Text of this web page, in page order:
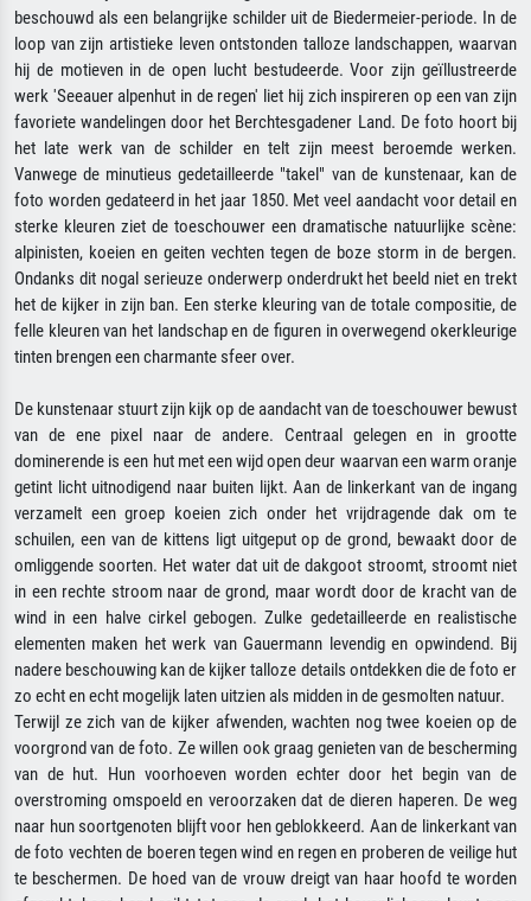
beschouwd als een belangrijke schilder uit de Biedermeier-periode. In de
loop van zijn artistieke leven ontstonden talloze landschappen, waarvan
hij de motieven in de open lucht bestudeerde. Voor zijn geïllustreerde
werk 'Seeauer alpenhut in de regen' liet hij zich inspireren op een van zijn
favoriete wandelingen door het Berchtesgadener Land. De foto hoort bij
het late werk van de schilder en telt zijn meest beroemde werken.
Vanwege de minutieus gedetailleerde "takel" van de kunstenaar, kan de
foto worden gedateerd in het jaar 1850. Met veel aandacht voor detail en
sterke kleuren ziet de toeschouwer een dramatische natuurlijke scène:
alpinisten, koeien en geiten vechten tegen de boze storm in de bergen.
Ondanks dit nogal serieuze onderwerp onderdrukt het beeld niet en trekt
het de kijker in zijn ban. Een sterke kleuring van de totale compositie, de
felle kleuren van het landschap en de figuren in overwegend okerkleurige
tinten brengen een charmante sfeer over.
De kunstenaar stuurt zijn kijk op de aandacht van de toeschouwer bewust
van de ene pixel naar de andere. Centraal gelegen en in grootte
dominerende is een hut met een wijd open deur waarvan een warm oranje
getint licht uitnodigend naar buiten lijkt. Aan de linkerkant van de ingang
verzamelt een groep koeien zich onder het vrijdragende dak om te
schuilen, een van de kittens ligt uitgeput op de grond, bewaakt door de
omliggende soorten. Het water dat uit de dakgoot stroomt, stroomt niet
in een rechte stroom naar de grond, maar wordt door de kracht van de
wind in een halve cirkel gebogen. Zulke gedetailleerde en realistische
elementen maken het werk van Gauermann levendig en opwindend. Bij
nadere beschouwing kan de kijker talloze details ontdekken die de foto er
zo echt en echt mogelijk laten uitzien als midden in de gesmolten natuur.
Terwijl ze zich van de kijker afwenden, wachten nog twee koeien op de
voorgrond van de foto. Ze willen ook graag genieten van de bescherming
van de hut. Hun voorhoeven worden echter door het begin van de
overstroming omspoeld en veroorzaken dat de dieren haperen. De weg
naar hun soortgenoten blijft voor hen geblokkeerd. Aan de linkerkant van
de foto vechten de boeren tegen wind en regen en proberen de veilige hut
te beschermen. De hoed van de vrouw dreigt van haar hoofd te worden